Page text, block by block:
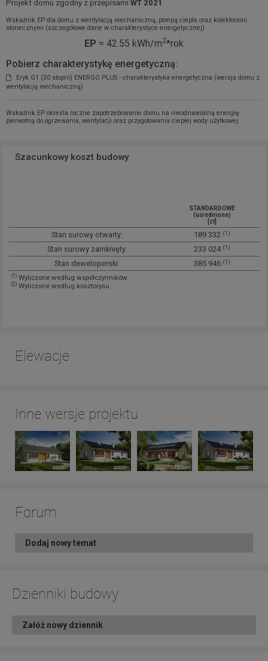
Projekt domu zgodny z przepisami WT 2021
Wskaźnik EP dla domu z wentylacją mechaniczną, pompą ciepła oraz kolektorami
słonecznymi (szczegółowe dane w charakterystyce energetycznej)
EP = 42.55 kWh/m2*rok
Pobierz charakterystykę energetyczną:
Eryk G1 (30 stopni) ENERGO PLUS - charakterystyka energetyczna (wersja domu z
wentylacją mechaniczną)
Wskaźnik EP określa roczne zapotrzebowanie domu na nieodnawialną energię
pierwotną do ogrzewania, wentylacji oraz przygotowania ciepłej wody użytkowej.
Szacunkowy koszt budowy
STANDARDOWE
(uśrednione)
[zł]
Stan surowy otwarty: 189 332 (1)
Stan surowy zamknięty: 233 024 (1)
Stan deweloperski: 385 946 (1)
(1) Wyliczone według współczynników
(2) Wyliczone według kosztorysu
Elewacje
Inne wersje projektu
Forum
Dodaj nowy temat
Dzienniki budowy
Załóż nowy dziennik